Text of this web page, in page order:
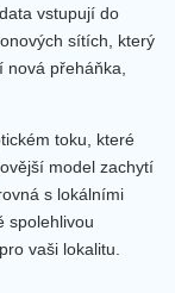
vstupují do
sítích, který
přeháňka,
toku, které
model zachytí
s lokálními
spolehlivou
vaši lokalitu.